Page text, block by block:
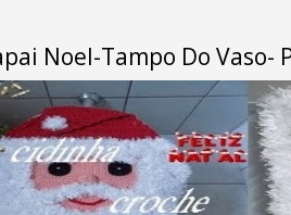
Noel-Tampo Do Vaso-